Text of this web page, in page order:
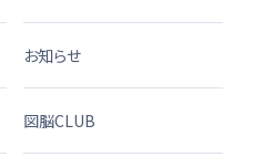
お知らせ
図脳CLUB